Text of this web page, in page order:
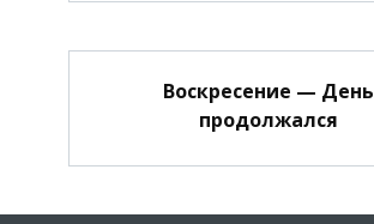
Воскресение — День
продолжался